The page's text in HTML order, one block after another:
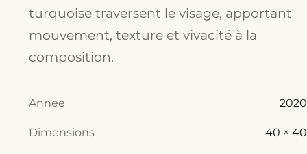
turquoise traversent le visage, apportant
mouvement, texture et vivacité à la
composition.
Annee 2020
Dimensions 40 × 40